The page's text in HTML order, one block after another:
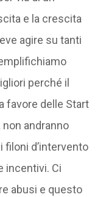
e la crescita
agire su tanti
perché il
favore delle Start
andranno
filoni d’intervento
incentivi. Ci
abusi e questo